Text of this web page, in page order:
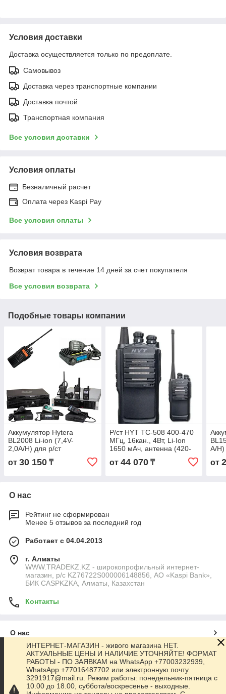
Условия доставки
Доставка осуществляется только по предоплате.
Самовывоз
Доставка через транспортные компании
Доставка почтой
Транспортная компания
Все условия доставки
Условия оплаты
Безналичный расчет
Оплата через Kaspi Pay
Все условия оплаты
Условия возврата
Возврат товара в течение 14 дней за счет покупателя
Все условия возврата
Подобные товары компании
Аккумулятор Hytera
BL2008 Li-ion (7,4V-
2,0A/H) для р/ст
от 30 150 ₸
Р/ст HYT TC-508 400-470
МГц, 16кан., 4Вт, Li-Ion
1650 мАч, антенна (420-
470МГц), з/у
от 44 070₸
A/H)
от
О нас
Рейтинг не сформирован
Менее 5 отзывов за последний год
Работает с 04.04.2013
г. Алматы
WWW.TRADEKZ.KZ - широкопрофильный интернет-
магазин, р/с KZ76722S000006148856, АО «Kaspi Bank»,
БИК CASPKZKA, Алматы, Казахстан
Контакты
О нас
Контакты
Доставка и оплата
ИНТЕРНЕТ-МАГАЗИН - живого магазина НЕТ.
АКТУАЛЬНЫЕ ЦЕНЫ И НАЛИЧИЕ УТОЧНЯЙТЕ! ФОРМАТ
РАБОТЫ - ПО ЗАЯВКАМ на WhatsApp +77003232939,
WhatsApp +77016487702 или электронную почту
3291917@mail.ru. Режим работы: понедельник-пятница с
10.00 до 18.00, суббота/воскресенье - выходные.